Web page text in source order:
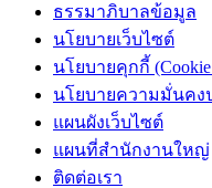
ธรรมาภิบาลข้อมูล
นโยบายเว็บไซต์
นโยบายคุกกี้ (Cookie
นโยบายความมั่นคง
แผนผังเว็บไซต์
แผนที่สำนักงานใหญ่
ติดต่อเรา